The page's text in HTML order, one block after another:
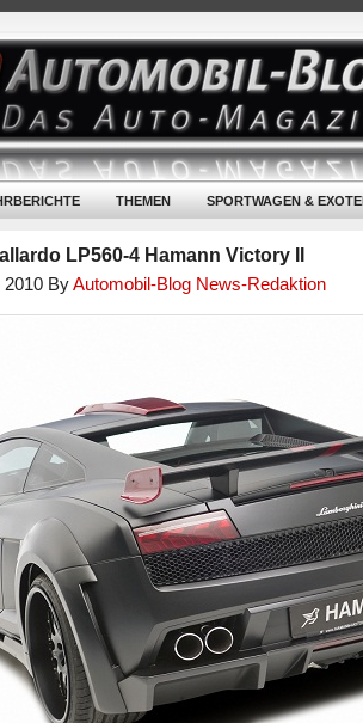
THEMEN SPORTWAGEN &
LP560-4 Hamann Victory II
2010 ByAutomobil-Blog News-Redaktion